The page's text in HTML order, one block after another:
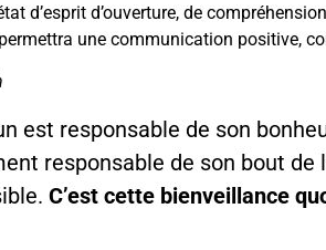
d’esprit d’ouverture, de
permettra une communication positive,
est responsable de son
responsable de son bout
C’est cette bienveillance